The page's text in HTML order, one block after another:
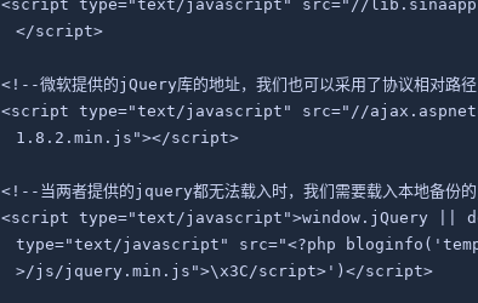
<script type="text/javascript" src="//
</script>
<!--微软提供的jQuery库的地址，我们也可以采用了协议相对路
<script type="text/javascript" src="//
1.8.2.min.js"></script>
<!--当两者提供的jquery都无法载入时，我们需要载入本地备
<script type="text/javascript">window.jQuery ||
type="text/javascript" src="<?php
>/js/jquery.min.js">\x3C/script>')</script>